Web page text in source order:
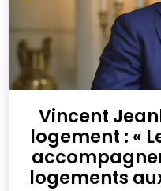
Vincent
logement : «
logements